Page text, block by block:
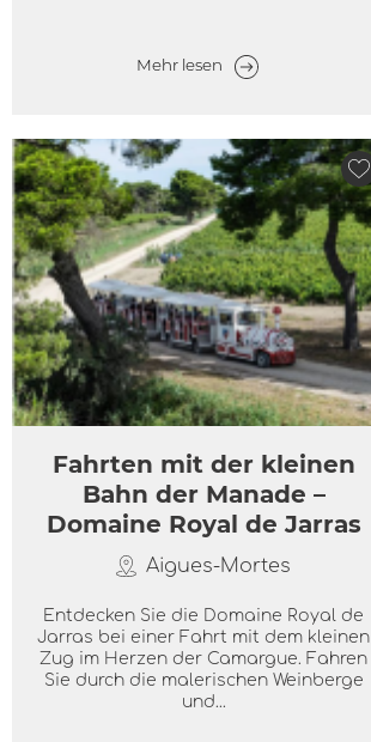
Mehr lesen
Fahrten mit der kleinen
Bahn der Manade –
Domaine Royal de Jarras
Aigues-Mortes
Entdecken Sie die Domaine Royal de
Jarras bei einer Fahrt mit dem kleinen
Zug im Herzen der Camargue. Fahren
Sie durch die malerischen Weinberge
und...